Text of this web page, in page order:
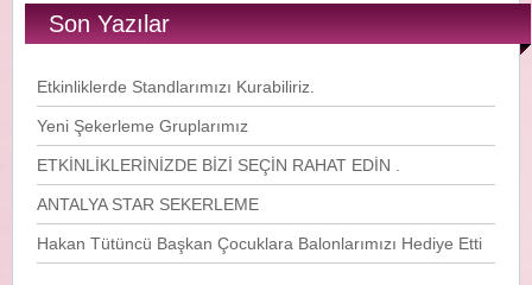
Son Yazılar
Etkinliklerde Standlarımızı Kurabiliriz.
Yeni Şekerleme Gruplarımız
ETKİNLİKLERİNİZDE BİZİ SEÇİN RAHAT EDİN .
ANTALYA STAR SEKERLEME
Hakan Tütüncü Başkan Çocuklara Balonlarımızı Hediye Etti